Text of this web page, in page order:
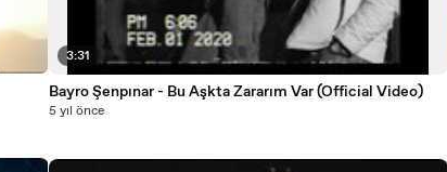
3:31
Bayro Şenpınar - Bu Aşkta Zararım Var (Official Video)
5 yıl önce